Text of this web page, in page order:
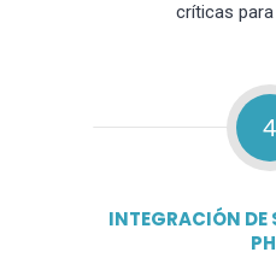
críticas
4
INTEGRACIÓN DE